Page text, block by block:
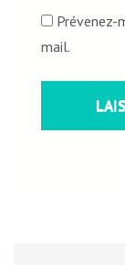
Prévenez-
mail.